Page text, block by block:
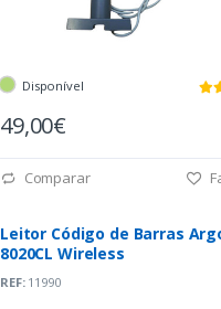
Disponível
49,00€
Comparar
Leitor Código de Barras
8020CL Wireless
REF:11990